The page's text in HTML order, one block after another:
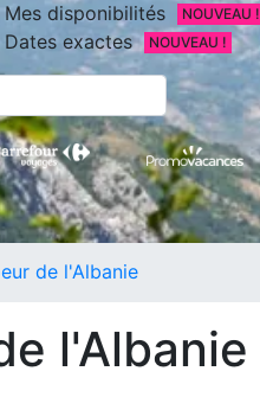
disponibilités
NOUVEAU !
exactes NOUVEAU !
de l'Albanie
l'Albanie